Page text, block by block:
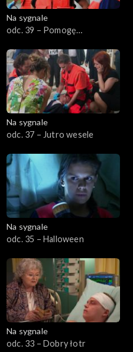
Na sygnale
odc. 39 – Pomogę
Na sygnale
odc. 37 – Jutro wesele
Na sygnale
odc. 35 – Halloween
Na sygnale
odc. 33 – Dobry łotr